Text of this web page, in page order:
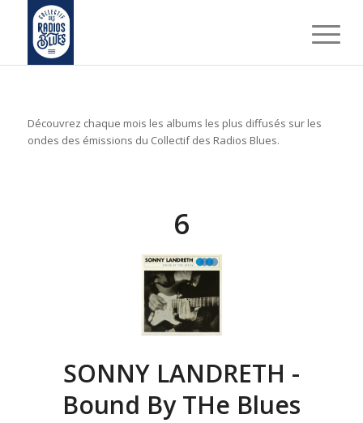
Découvrez chaque mois les albums les plus diffusés sur les
ondes des émissions du Collectif des Radios Blues.
6
SONNY LANDRETH -
Bound By THe Blues